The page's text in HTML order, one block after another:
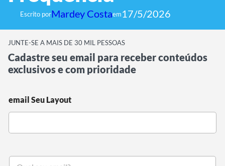
Escrito porMardey Costaem17/5/2026
JUNTE-SE A MAIS DE 30 MIL PESSOAS
Cadastre seu email para receber conteúdos
exclusivos e com prioridade
email Seu Layout
S